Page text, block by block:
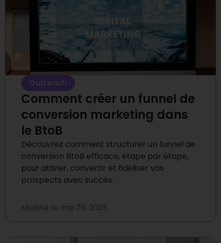
Outreach
Comment créer un funnel de
conversion marketing dans
le BtoB
Découvrez comment structurer un funnel de
conversion BtoB efficace, étape par étape,
pour attirer, convertir et fidéliser vos
prospects avec succès.
Modifié le mai 26, 2025